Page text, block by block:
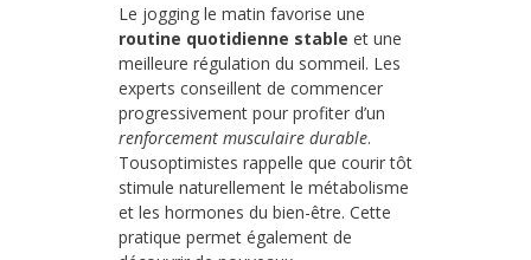
Le jogging le matin favorise une
routine quotidienne stable et une
meilleure régulation du sommeil. Les
experts conseillent de commencer
progressivement pour profiter d’un
renforcement musculaire durable.
Tousoptimistes rappelle que courir tôt
stimule naturellement le métabolisme
et les hormones du bien-être. Cette
pratique permet également de